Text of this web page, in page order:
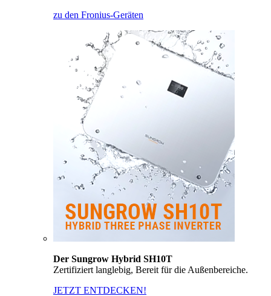
zu den Fronius-Geräten
Der Sungrow Hybrid SH10T
Zertifiziert langlebig, Bereit für die Außenbereiche.
JETZT ENTDECKEN!